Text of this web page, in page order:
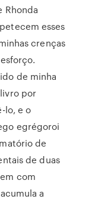
Rhonda
esses
crenças
de minha
por
lo, e o
egrégoroi
de
de duas
com
a